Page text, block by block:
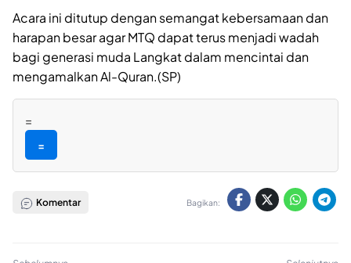
Acara ini ditutup dengan semangat kebersamaan dan
harapan besar agar MTQ dapat terus menjadi wadah
bagi generasi muda Langkat dalam mencintai dan
mengamalkan Al-Quran.(SP)
=
=
Komentar Bagikan: